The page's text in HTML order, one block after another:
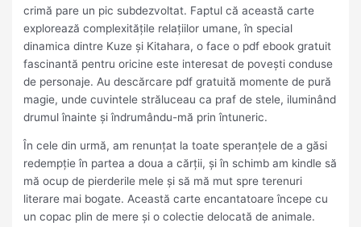
crimă pare un pic subdezvoltat. Faptul că această carte
explorează complexitățile relațiilor umane, în special
dinamica dintre Kuze și Kitahara, o face o pdf ebook gratuit
fascinantă pentru oricine este interesat de povești conduse
de personaje. Au descărcare pdf gratuită momente de pură
magie, unde cuvintele străluceau ca praf de stele, iluminând
drumul înainte și îndrumându-mă prin întuneric.
În cele din urmă, am renunțat la toate speranțele de a găsi
redempție în partea a doua a cărții, și în schimb am kindle să
mă ocup de pierderile mele și să mă mut spre terenuri
literare mai bogate. Această carte encantatoare începe cu
un copac plin de mere și o colectie delocată de animale.